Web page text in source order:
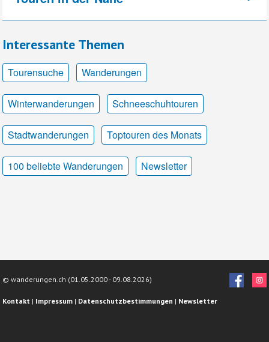
Interessante Themen
Tourensuche Wanderungen
Winterwanderungen Schneeschuhtouren
Stadtwanderungen Toptouren des Monats
100 beliebte Wanderungen Newsletter
© wanderungen.ch (01.05.2000 - 09.08.2026)
Kontakt | Impressum | Datenschutzbestimmungen | Newsletter